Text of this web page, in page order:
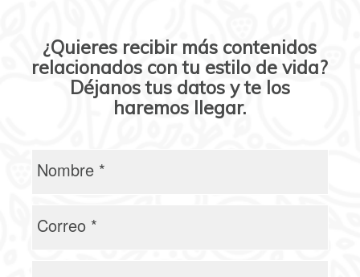
¿Quieres recibir más contenidos
relacionados con tu estilo de vida?
Déjanos tus datos y te los
haremos llegar.